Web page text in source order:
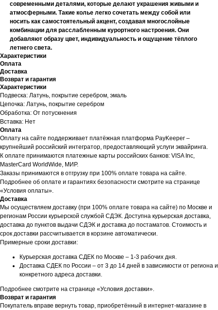
современными деталями, которые делают украшения живыми и
атмосферными. Такие колье легко сочетать между собой или
носить как самостоятельный акцент, создавая многослойные
комбинации для расслабленным курортного настроения. Они
добавляют образу цвет, индивидуальность и ощущение тёплого
летнего света.
Характеристики
Оплата
Доставка
Возврат и гарантия
Характеристики
Подвеска: Латунь, покрытие серебром, эмаль
Цепочка: Латунь, покрытие серебром
Обработка: От потускнения
Вставка: Нет
Оплата
Оплату на сайте поддерживает платёжная платформа PayKeeper –
крупнейший российский интегратор, предоставляющий услуги эквайринга.
К оплате принимаются платежные карты российских банков: VISA Inc,
MasterCard WorldWide, МИР.
Заказы принимаются в отгрузку при 100% оплате товара на сайте.
Подробнее об оплате и гарантиях безопасности смотрите на странице
«Условия оплаты».
Доставка
Мы осуществляем доставку (при 100% оплате товара на сайте) по Москве и
регионам России курьерской службой СДЭК. Доступна курьерская доставка,
доставка до пунктов выдачи СДЭК и доставка до постаматов. Стоимость и
срок доставки рассчитывается в корзине автоматически.
Примерные сроки доставки:
Курьерская доставка СДЕК по Москве – 1-3 рабочих дня.
Доставка СДЕК по России – от 3 до 14 дней в зависимости от региона и
конкретного адреса доставки.
Подробнее смотрите на странице «Условия доставки».
Возврат и гарантия
Покупатель вправе вернуть товар, приобретённый в интернет-магазине в